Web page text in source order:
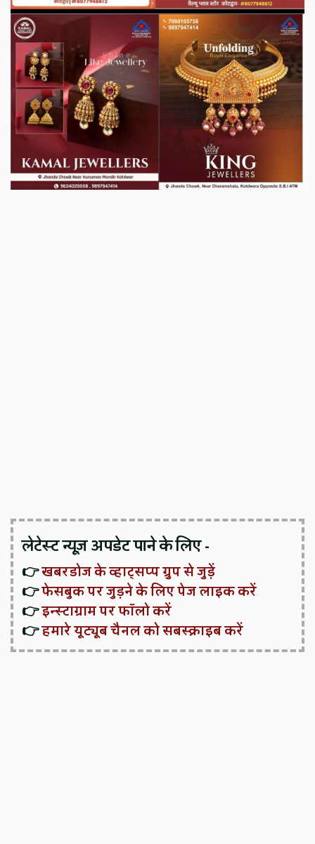
लेटेस्ट न्यूज़ अपडेट पाने के लिए -
👉खबरडोज के व्हाट्सप्प ग्रुप से जुड़ें
👉फेसबुक पर जुड़ने के लिए पेज लाइक करें
👉इन्स्टाग्राम पर फॉलो करें
👉हमारे यूट्यूब चैनल को सबस्क्राइब करें